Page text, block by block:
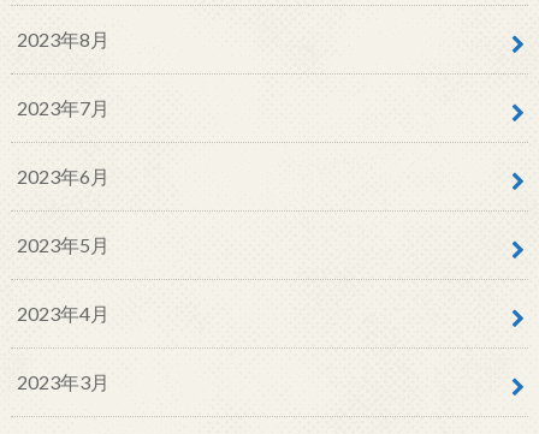
2023年8月
2023年7月
2023年6月
2023年5月
2023年4月
2023年3月